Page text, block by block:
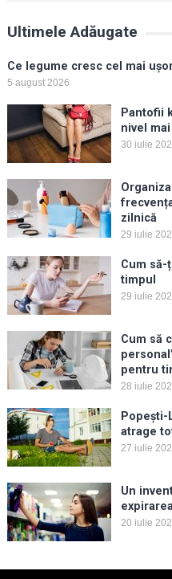
Ultimele Adăugate
Ce legume cresc cel mai
5 august 2026
Pantofii
nivel
30 iulie
zilnică
29 iulie
Cum
timpul
29 iulie
Cum să
pentru
28 iulie
atrage
27 iulie
Un
20 iulie